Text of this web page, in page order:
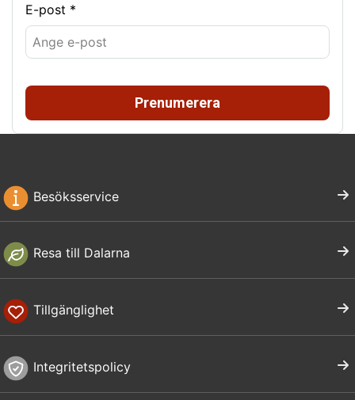
E-post *
Prenumerera
Besöksservice
Resa till Dalarna
Tillgänglighet
Integritetspolicy